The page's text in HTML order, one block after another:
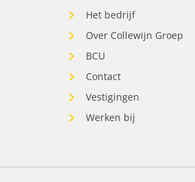
Het bedrijf
Over Collewijn Groep
BCU
Contact
Vestigingen
Werken bij